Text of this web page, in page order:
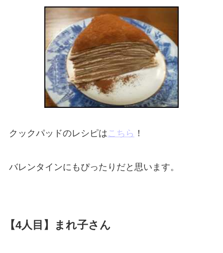
クックパッドのレシピはこちら ！
バレンタインにもぴったりだと思います。
【4人目】まれ子さん